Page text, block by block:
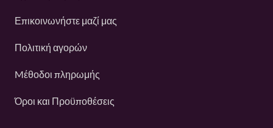
Επικοινωνήστε μαζί μας
Πολιτική αγορών
Mέθοδοι πληρωμής
Όροι και Προϋποθέσεις